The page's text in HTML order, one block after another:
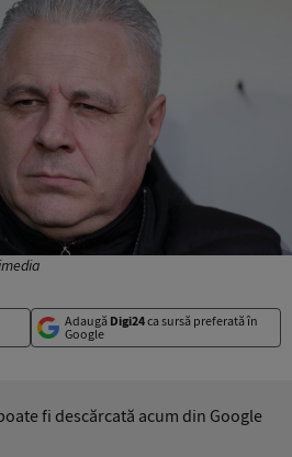
Adaugă Digi24ca sursă preferată în
Google
fi descărcată acum din Google